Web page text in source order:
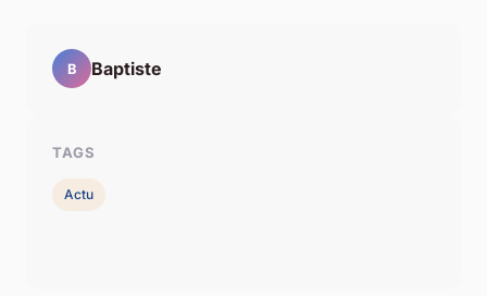
B Baptiste
TAGS
Actu